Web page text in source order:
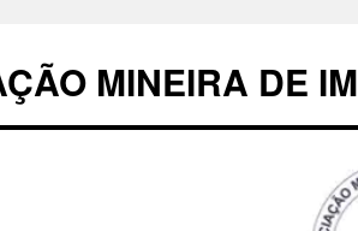
MINEIRA DE